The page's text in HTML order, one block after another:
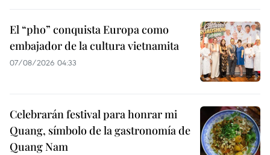
El “pho” conquista Europa como
embajador de la cultura vietnamita
07/08/2026 04:33
Celebrarán festival para honrar mi
Quang, símbolo de la gastronomía de
Quang Nam